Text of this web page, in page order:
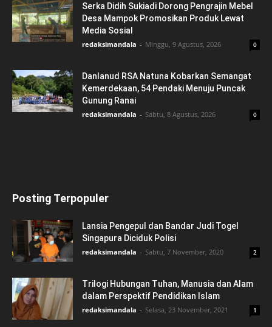
Serka Didih Sukiadi Dorong Pengrajin Mebel
Desa Mampok Promosikan Produk Lewat
Media Sosial
redaksimandala - Minggu, 9 Agustus, 2026 0
Danlanud RSA Natuna Kobarkan Semangat
Kemerdekaan, 54 Pendaki Menuju Puncak
Gunung Ranai
redaksimandala - Sabtu, 8 Agustus, 2026 0
Posting Terpopuler
Lansia Pengepul dan Bandar Judi Togel
Singapura Diciduk Polisi
redaksimandala - Sabtu, 7 November, 2020 2
Trilogi Hubungan Tuhan, Manusia dan Alam
dalam Perspektif Pendidikan Islam
redaksimandala - Selasa, 23 November, 2021 1